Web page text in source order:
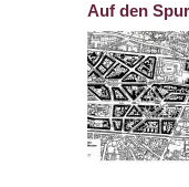
Auf den